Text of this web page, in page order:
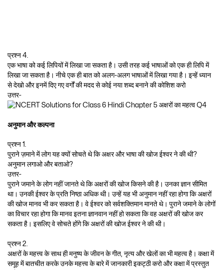
प्रश्न 4.
एक भाषा को कई लिपियों में लिखा जा सकता है। उसी तरह कई भाषाओं को एक ही लिपि में
लिखा जा सकता है। नीचे एक ही बात को अलग-अलग भाषाओं में लिखा गया है। इन्हें ध्यान
से देखो और इनमें दिए गए वर्गों की मदद से कोई नया शब्द बनाने की कोशिश करो
उत्तर-
अनुमान और कल्पना
प्रश्न 1.
पुराने ज़माने में लोग यह क्यों सोचते थे कि अक्षर और भाषा की खोज ईश्वर ने की थी?
अनुमान लगाओ और बताओ?
उत्तर-
पुराने जमाने के लोग नहीं जानते थे कि अक्षरों की खोज किसने की है। उनका ज्ञान सीमित
था। उनकी ईश्वर के प्रति निष्ठा अधिक थी। उन्हें यह भी अनुमान नहीं रहा होगा कि अक्षरों
की खोज मानव भी कर सकता है। वे ईश्वर को सर्वशक्तिमान मानते थे। पुराने जमाने के लोगों
का विचार रहा होगा कि मानव इतना ज्ञानवान नहीं हो सकता कि वह अक्षरों की खोज कर
सकता है। इसलिए वे सोचते होंगे कि अक्षरों की खोज ईश्वर ने की थी।
प्रश्न 2.
अक्षरों के महत्त्व के साथ ही मनुष्य के जीवन के गीत, नृत्य और खेलों का भी महत्व है। कक्षा में
समूह में बातचीत करके उनके महत्त्व के बारे में जानकारी इकट्ठी करो और कक्षा में प्रस्तुत